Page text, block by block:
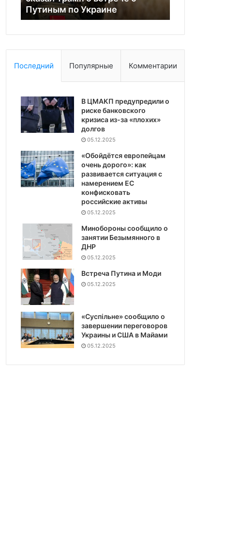
Путиным по Украине
Путиным по Украине
терроризма
Последний Популярные Комментарии
В ЦМАКП предупредили о
риске банковского
кризиса из-за «плохих»
долгов
05.12.2025
«Обойдётся европейцам
очень дорого»: как
развивается ситуация с
намерением ЕС
конфисковать
российские активы
05.12.2025
Минобороны сообщило о
занятии Безымянного в
ДНР
05.12.2025
Встреча Путина и Моди
05.12.2025
«Суспiльне» сообщило о
завершении переговоров
Украины и США в Майами
05.12.2025